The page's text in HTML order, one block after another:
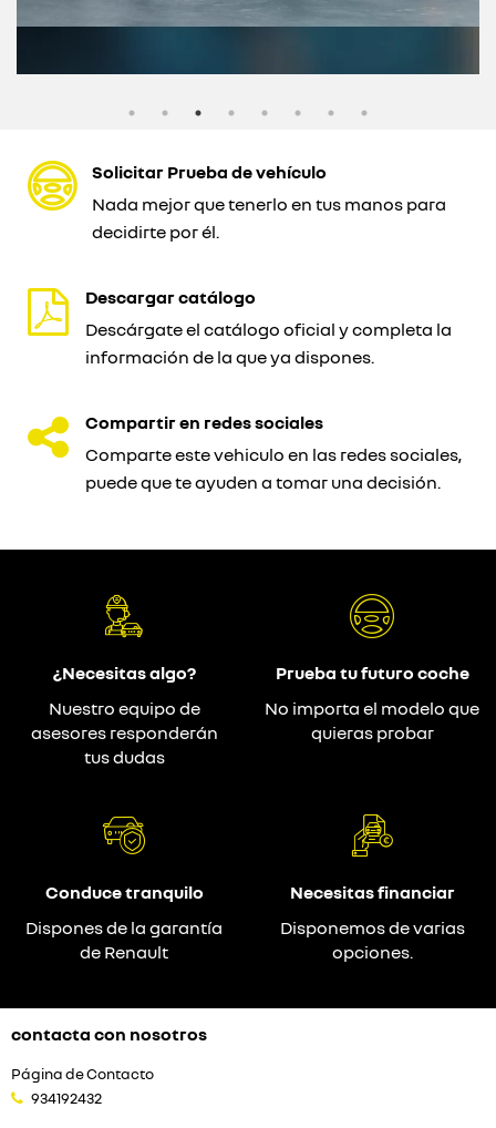
Solicitar Prueba de vehículo
Nada mejor que tenerlo en tus manos para
decidirte por él.
Descargar catálogo
Descárgate el catálogo oficial y completa la
información de la que ya dispones.
Compartir en redes sociales
Comparte este vehiculo en las redes sociales,
puede que te ayuden a tomar una decisión.
¿Necesitas algo?
Nuestro equipo de
asesores responderán
tus dudas
Prueba tu futuro coche
No importa el modelo que
quieras probar
Conduce tranquilo
Dispones de la garantía
de Renault
Necesitas financiar
Disponemos de varias
opciones.
contacta con nosotros
Página de Contacto
934192432